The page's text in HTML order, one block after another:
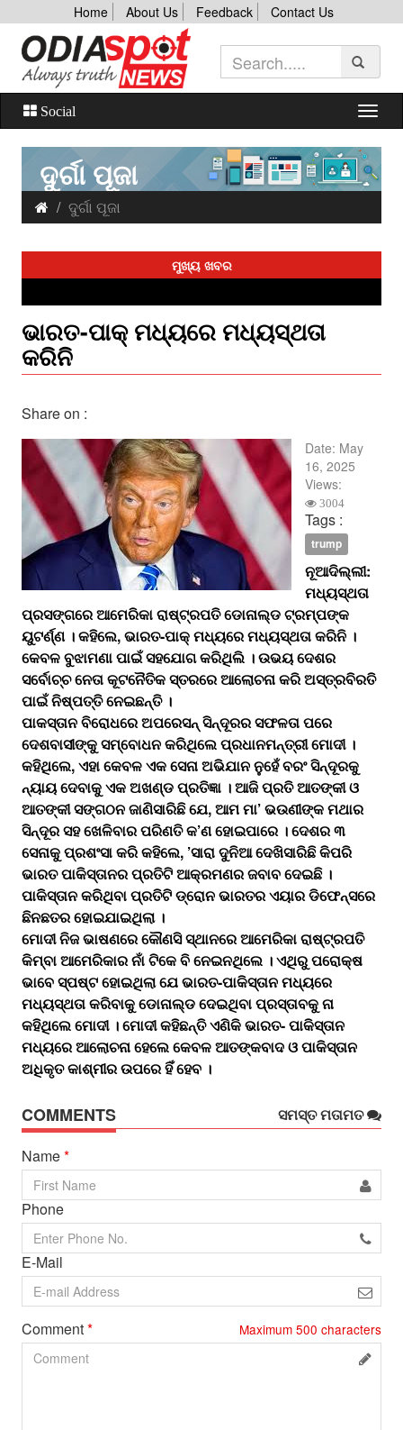
Home About Us Feedback Contact Us
Social
ଦୁର୍ଗା ପୂଜା
ଦୁର୍ଗା ପୂଜା
ମୁଖ୍ୟ ଖବର
ଭାରତ-ପାକ୍‌ ମଧ୍ୟରେ ମଧ୍ୟସ୍ଥତା
କରିନି
Share on :
Date: May
16, 2025
Views:
3004
Tags :
trump
ନୂଆଦିଲ୍ଲୀ:
ମଧ୍ୟସ୍ଥତା
ପ୍ରସଙ୍ଗରେ ଆମେରିକା ରାଷ୍ଟ୍ରପତି ଡୋନାଲ୍ଡ ଟ୍ରମ୍ପଙ୍କ
ୟୁଟର୍ଣ୍ଣ । କହିଲେ, ଭାରତ-ପାକ୍‌ ମଧ୍ୟରେ ମଧ୍ୟସ୍ଥତା କରିନି ।
କେବଳ ବୁଝାମଣା ପାଇଁ ସହଯୋଗ କରିଥିଲି । ଉଭୟ ଦେଶର
ସର୍ବୋଚ୍ଚ ନେତା କୂଟନୈତିକ ସ୍ତରରେ ଆଲୋଚନା କରି ଅସ୍ତ୍ରବିରତି
ପାଇଁ ନିଷ୍ପତ୍ତି ନେଇଛନ୍ତି ।
ପାକସ୍ତାନ ବିରୋଧରେ ଅପରେସନ୍ ସିନ୍ଦୂରର ସଫଳତା ପରେ
ଦେଶବାସୀଙ୍କୁ ସମ୍ବୋଧନ କରିଥିଲେ ପ୍ରଧାନମନ୍ତ୍ରୀ ମୋଦୀ ।
କହିଥିଲେ, ଏହା କେବଳ ଏକ ସେନା ଅଭିଯାନ ନୁହେଁ ବରଂ ସିନ୍ଦୂରକୁ
ନ୍ୟାୟ ଦେବାକୁ ଏକ ଅଖଣ୍ଡ ପ୍ରତିଜ୍ଞା । ଆଜି ପ୍ରତି ଆତଙ୍କୀ ଓ
ଆତଙ୍କୀ ସଙ୍ଗଠନ ଜାଣିସାରିଛି ଯେ, ଆମ ମା’ ଭଉଣୀଙ୍କ ମଥାର
ସିନ୍ଦୂର ସହ ଖେଳିବାର ପରିଣତି କ’ଣ ହୋଇପାରେ । ଦେଶର ୩
ସେନାକୁ ପ୍ରଶଂସା କରି କହିଲେ, ’ସାରା ଦୁନିଆ ଦେଖିସାରିଛି କିପରି
ଭାରତ ପାକିସ୍ତାନର ପ୍ରତିଟି ଆକ୍ରମଣର ଜବାବ ଦେଇଛି ।
ପାକିସ୍ତାନ କରିଥିବା ପ୍ରତିଟି ଡ୍ରୋନ ଭାରତର ଏୟାର ଡିଫେନ୍ସରେ
ଛିନଛତର ହୋଇଯାଇଥିଲା ।
ମୋଦୀ ନିଜ ଭାଷଣରେ କୌଣସି ସ୍ଥାନରେ ଆମେରିକା ରାଷ୍ଟ୍ରପତି
କିମ୍ବା ଆମେରିକାର ନାଁ ଟିକେ ବି ନେଇନଥିଲେ । ଏଥିରୁ ପରୋକ୍ଷ
ଭାବେ ସ୍ପଷ୍ଟ ହୋଇଥିଲା ଯେ ଭାରତ-ପାକିସ୍ତାନ ମଧ୍ୟରେ
ମଧ୍ୟସ୍ଥତା କରିବାକୁ ଡୋନାଲ୍ଡ ଦେଇଥିବା ପ୍ରସ୍ତାବକୁ ନା
କହିଥିଲେ ମୋଦୀ । ମୋଦୀ କହିଛନ୍ତି ଏଣିକି ଭାରତ- ପାକିସ୍ତାନ
ମଧ୍ୟରେ ଆଲୋଚନା ହେଲେ କେବଳ ଆତଙ୍କବାଦ ଓ ପାକିସ୍ତାନ
ଅଧିକୃତ କାଶ୍ମୀର ଉପରେ ହିଁ ହେବ ।
COMMENTS
ସମସ୍ତ ମତାମତ
Name*
Phone
E-Mail
Comment* Maximum 500 characters